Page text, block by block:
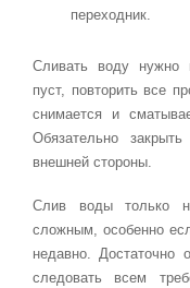
переходник.
Сливать воду нужно
пуст, повторить все
снимается и
Обязательно
внешней стороны.
Слив воды только
сложным, особенно
недавно. Достаточно
следовать всем